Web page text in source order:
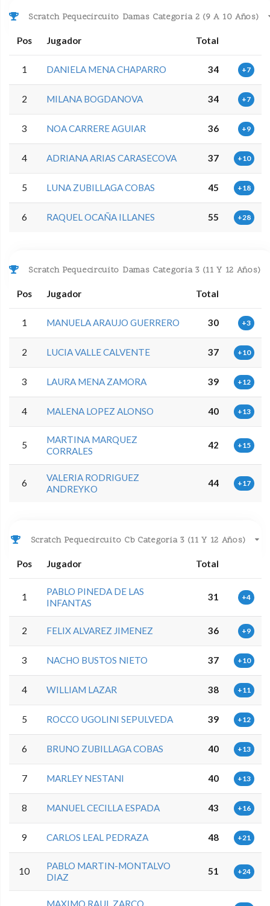
Scratch Pequecircuito Damas Categoria 2 (9 A 10 Años)
Pos Jugador Total
1 DANIELA MENA CHAPARRO 34 +7
2 MILANA BOGDANOVA 34 +7
3 NOA CARRERE AGUIAR 36 +9
4 ADRIANA ARIAS CARASECOVA 37 +10
5 LUNA ZUBILLAGA COBAS 45 +18
6 RAQUEL OCAÑA ILLANES 55 +28
Scratch Pequecircuito Damas Categoria 3 (11 Y 12 Años)
Pos Jugador Total
1 MANUELA ARAUJO GUERRERO 30 +3
2 LUCIA VALLE CALVENTE 37 +10
3 LAURA MENA ZAMORA 39 +12
4 MALENA LOPEZ ALONSO 40 +13
5
MARTINA MARQUEZ
CORRALES
42 +15
6
VALERIA RODRIGUEZ
ANDREYKO
44 +17
Scratch Pequecircuito Cb Categoria 3 (11 Y 12 Años)
Pos Jugador Total
1
PABLO PINEDA DE LAS
INFANTAS
31 +4
2 FELIX ALVAREZ JIMENEZ 36 +9
3 NACHO BUSTOS NIETO 37 +10
4 WILLIAM LAZAR 38 +11
5 ROCCO UGOLINI SEPULVEDA 39 +12
6 BRUNO ZUBILLAGA COBAS 40 +13
7 MARLEY NESTANI 40 +13
8 MANUEL CECILLA ESPADA 43 +16
9 CARLOS LEAL PEDRAZA 48 +21
10
PABLO MARTIN-MONTALVO
DIAZ
51 +24
MAXIMO RAUL ZARCO